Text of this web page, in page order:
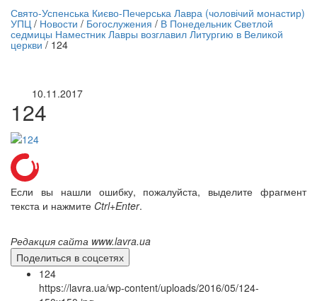
трансляция | 12 сентября
трансляции
Свято-Успенська Києво-Печерська Лавра (чоловічий монастир)
УПЦ / Новости / Богослужения / В Понедельник Светлой
седмицы Наместник Лавры возглавил Литургию в Великой
церкви/ 124
10.11.2017
124
Если вы нашли ошибку, пожалуйста, выделите фрагмент
текста и нажмите Ctrl+Enter.
Редакция сайта www.lavra.ua
Поделиться в соцсетях
124
https://lavra.ua/wp-content/uploads/2016/05/124-